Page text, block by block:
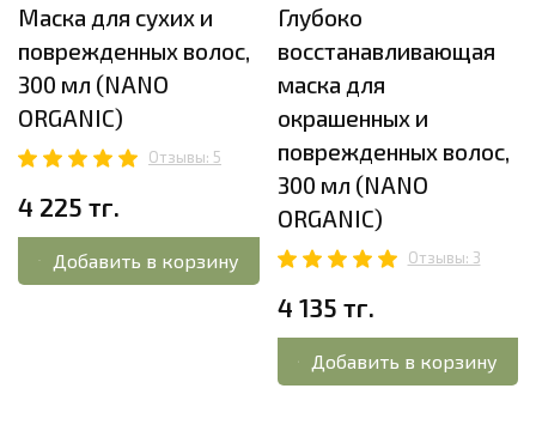
Маска для сухих и
поврежденных волос,
300 мл (NANO
ORGANIC)
Отзывы: 5
4 225 тг.
Добавить в корзину
Глубоко
восстанавливающая
маска для
окрашенных и
поврежденных волос,
300 мл (NANO
ORGANIC)
Отзывы: 3
4 135 тг.
Добавить в корзину